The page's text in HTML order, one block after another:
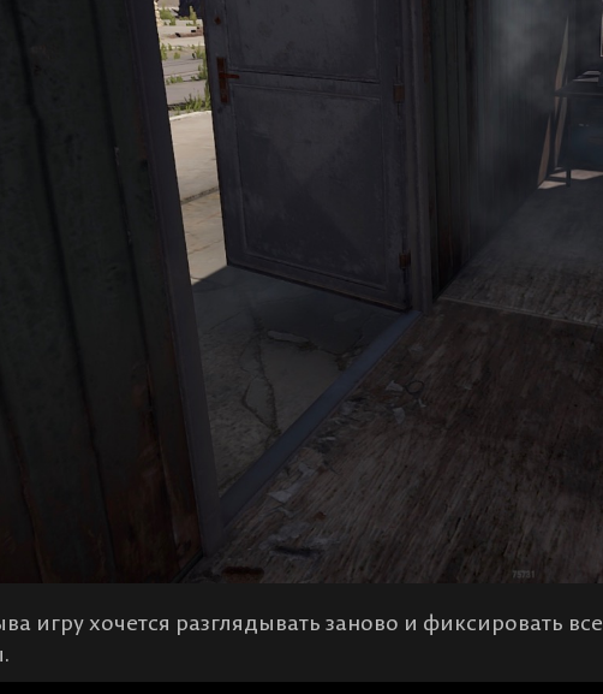
игру хочется разглядывать заново и фиксировать все